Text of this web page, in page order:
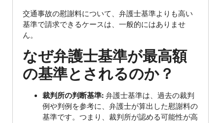
交通事故の慰謝料について、弁護士基準よりも高い
基準で請求できるケースは、一般的にはありませ
ん。
なぜ弁護士基準が最高額
の基準とされるのか？
裁判所の判断基準: 弁護士基準は、過去の裁判
例や判例を参考に、弁護士が算出した慰謝料の
基準です。つまり、裁判所が認める可能性が高